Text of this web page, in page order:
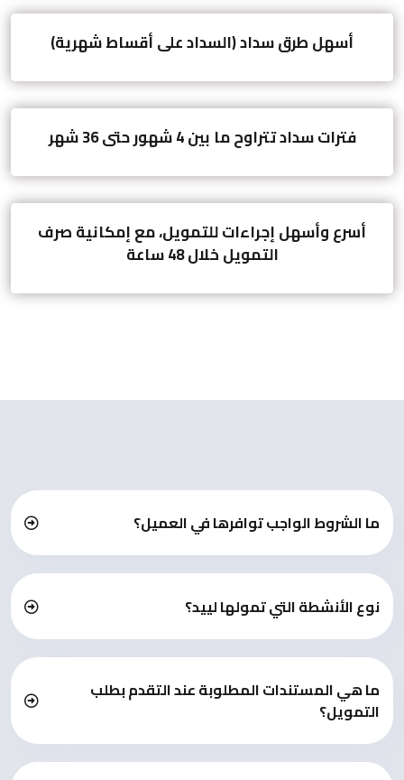
أسهل طرق سداد (السداد على أقساط شهرية)
فترات سداد تتراوح ما بين 4 شهور حتى 36 شهر
أسرع وأسهل إجراءات للتمويل، مع إمكانية صرف
التمويل خلال 48 ساعة
ما الشروط الواجب توافرها في العميل؟
نوع الأنشطة التي تمولها لييد؟
ما هي المستندات المطلوبة عند التقدم بطلب
التمويل؟